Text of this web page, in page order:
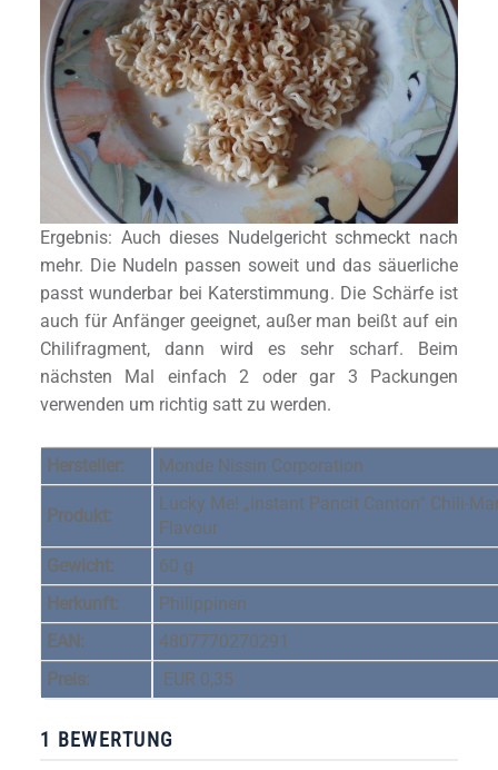
Ergebnis: Auch dieses Nudelgericht schmeckt nach
mehr. Die Nudeln passen soweit und das säuerliche
passt wunderbar bei Katerstimmung. Die Schärfe ist
auch für Anfänger geeignet, außer man beißt auf ein
Chilifragment, dann wird es sehr scharf. Beim
nächsten Mal einfach 2 oder gar 3 Packungen
verwenden um richtig satt zu werden.
Hersteller: Monde Nissin Corporation
Produkt:
Lucky Me! „Instant Pancit Canton“ Chili-
Flavour
Gewicht:
60 g
Herkunft:
Philippinen
EAN:
4807770270291
Preis:
EUR 0,35
1 BEWERTUNG